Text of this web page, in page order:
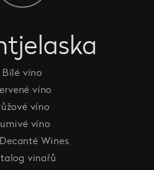
Bílé víno
víno
víno
víno
Wines
vinařů